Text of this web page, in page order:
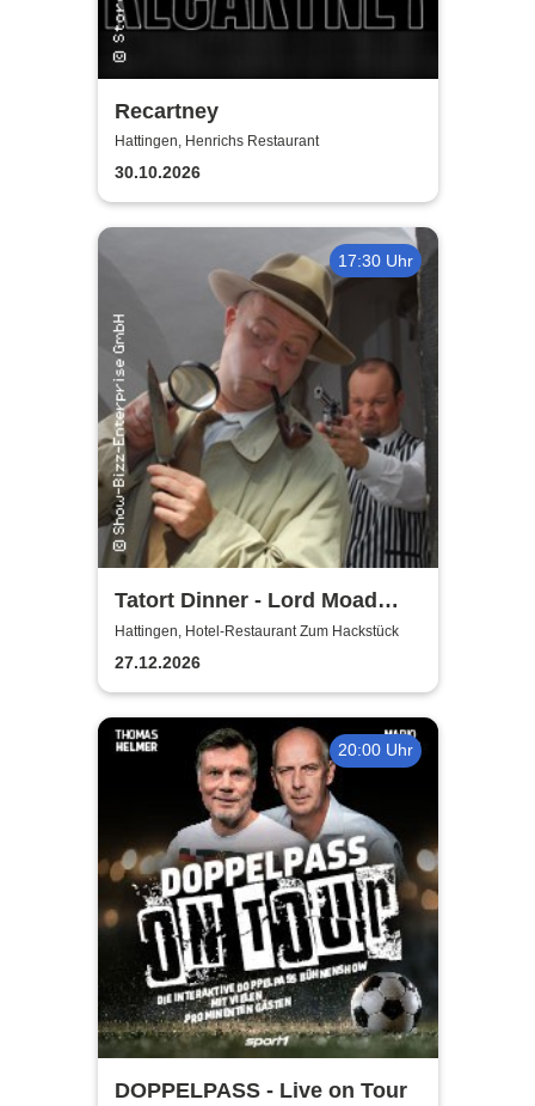
Recartney
Hattingen, Henrichs Restaurant
30.10.2026
17:30 Uhr
Tatort Dinner - Lord Moad
lässt bitten!
Hattingen, Hotel-Restaurant Zum Hackstück
27.12.2026
20:00 Uhr
DOPPELPASS - Live on Tour